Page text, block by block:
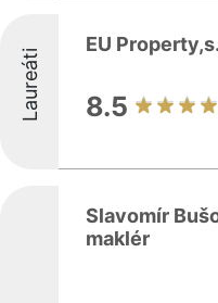
Laureáti
EU
8.5
Slavomír
maklér